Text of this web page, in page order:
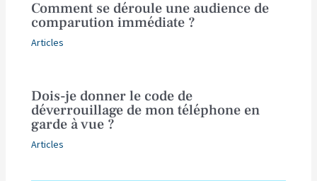
Comment se déroule une audience de
comparution immédiate ?
Articles
Dois-je donner le code de
déverrouillage de mon téléphone en
garde à vue ?
Articles